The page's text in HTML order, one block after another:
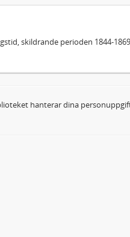
skildrande perioden 1844-
hanterar dina